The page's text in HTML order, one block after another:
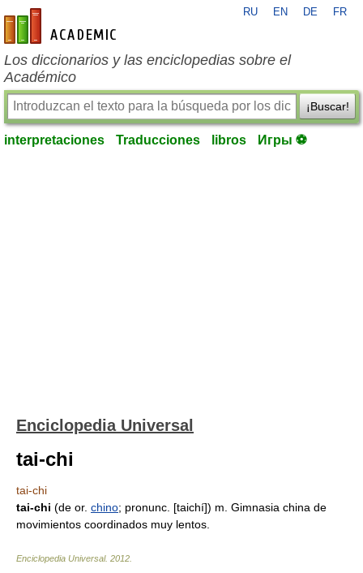
es-academic.com
RU EN DE FR
Los diccionarios y las enciclopedias sobre el
Académico
¡Buscar!
interpretaciones Traducciones libros Игры ⚽
Enciclopedia Universal
tai-chi
tai-chi
tai-chi (de or. chino; pronunc. [taichí]) m. Gimnasia china de
movimientos coordinados muy lentos.
Enciclopedia Universal. 2012